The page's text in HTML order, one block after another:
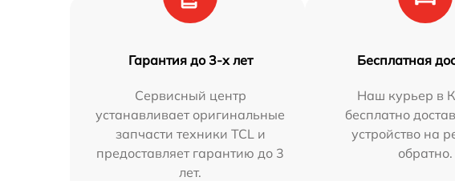
Гарантия до 3-х лет
Сервисный центр
устанавливает оригинальные
запчасти техники TCL и
предоставляет гарантию до 3
лет.
Бесплатная
Наш курьер в
бесплатно
устройство на
обратно.